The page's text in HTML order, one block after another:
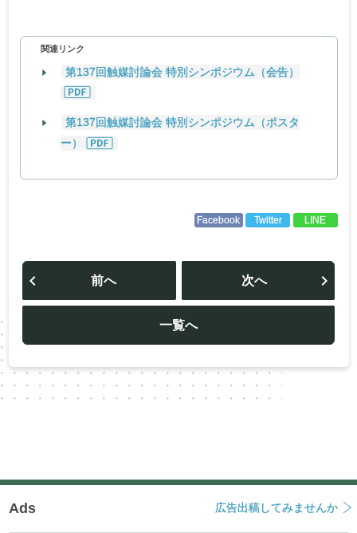
関連リンク
第137回触媒討論会 特別シンポジウム（会告）
第137回触媒討論会 特別シンポジウム（ポスタ
ー）
Facebook Twitter LINE
投
ビ
ー
シ
ョ
前へ
一覧へ
次へ
Ads 広告出稿してみませんか